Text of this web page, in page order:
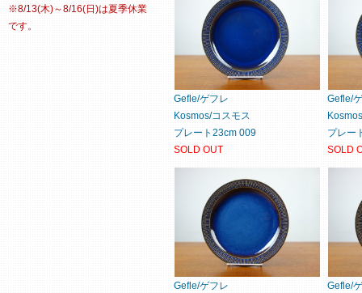
Gefle/ゲフレ
Kosmos/コスモス
プレート23cm 009
SOLD OUT
Gefle/
プレー
SOLD
Gefle/ゲフレ
Gefle/
※8/13(木)～8/16(日)は夏季休業
です。